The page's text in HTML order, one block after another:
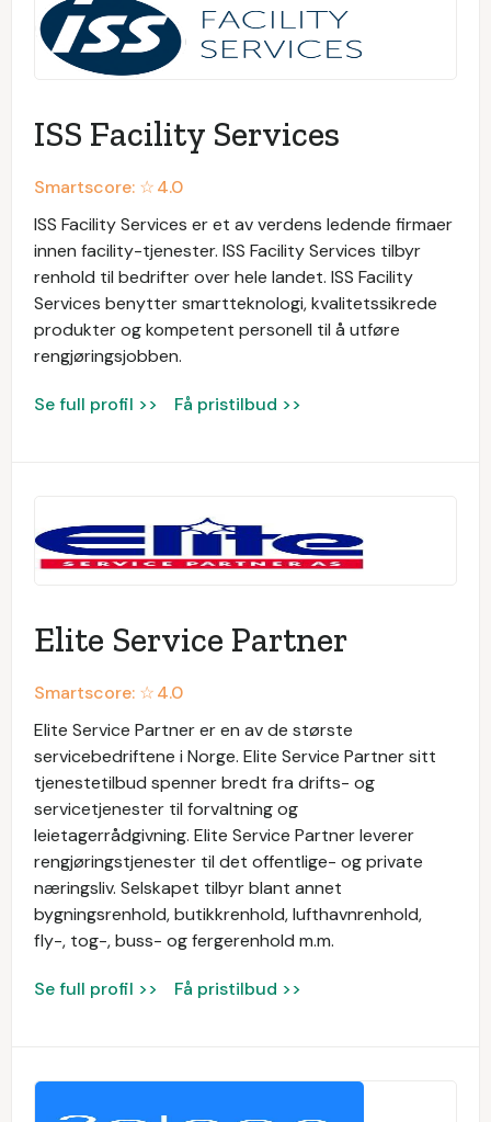
ISS Facility Services
Smartscore: ☆4.0
ISS Facility Services er et av verdens ledende firmaer
innen facility-tjenester. ISS Facility Services tilbyr
renhold til bedrifter over hele landet. ISS Facility
Services benytter smartteknologi, kvalitetssikrede
produkter og kompetent personell til å utføre
rengjøringsjobben.
Se full profil >> Få pristilbud >>
Elite Service Partner
Smartscore: ☆4.0
Elite Service Partner er en av de største
servicebedriftene i Norge. Elite Service Partner sitt
tjenestetilbud spenner bredt fra drifts- og
servicetjenester til forvaltning og
leietagerrådgivning. Elite Service Partner leverer
rengjøringstjenester til det offentlige- og private
næringsliv. Selskapet tilbyr blant annet
bygningsrenhold, butikkrenhold, lufthavnrenhold,
fly-, tog-, buss- og fergerenhold m.m.
Se full profil >> Få pristilbud >>